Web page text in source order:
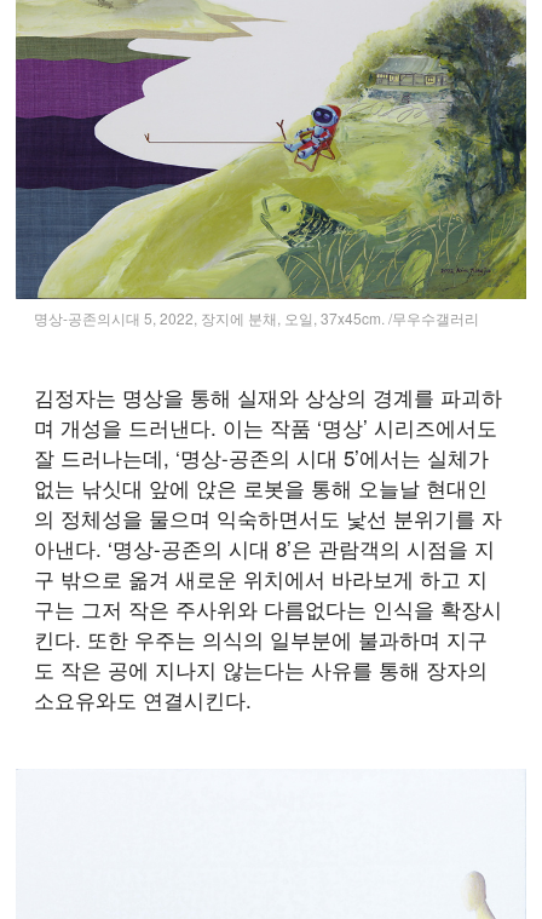
명상-공존의시대 5, 2022, 장지에 분채, 오일, 37x45cm. /무우수갤러리
김정자는 명상을 통해 실재와 상상의 경계를 파괴하
며 개성을 드러낸다. 이는 작품 ‘명상’ 시리즈에서도
잘 드러나는데, ‘명상-공존의 시대 5’에서는 실체가
없는 낚싯대 앞에 앉은 로봇을 통해 오늘날 현대인
의 정체성을 물으며 익숙하면서도 낯선 분위기를 자
아낸다. ‘명상-공존의 시대 8’은 관람객의 시점을 지
구 밖으로 옮겨 새로운 위치에서 바라보게 하고 지
구는 그저 작은 주사위와 다름없다는 인식을 확장시
킨다. 또한 우주는 의식의 일부분에 불과하며 지구
도 작은 공에 지나지 않는다는 사유를 통해 장자의
소요유와도 연결시킨다.